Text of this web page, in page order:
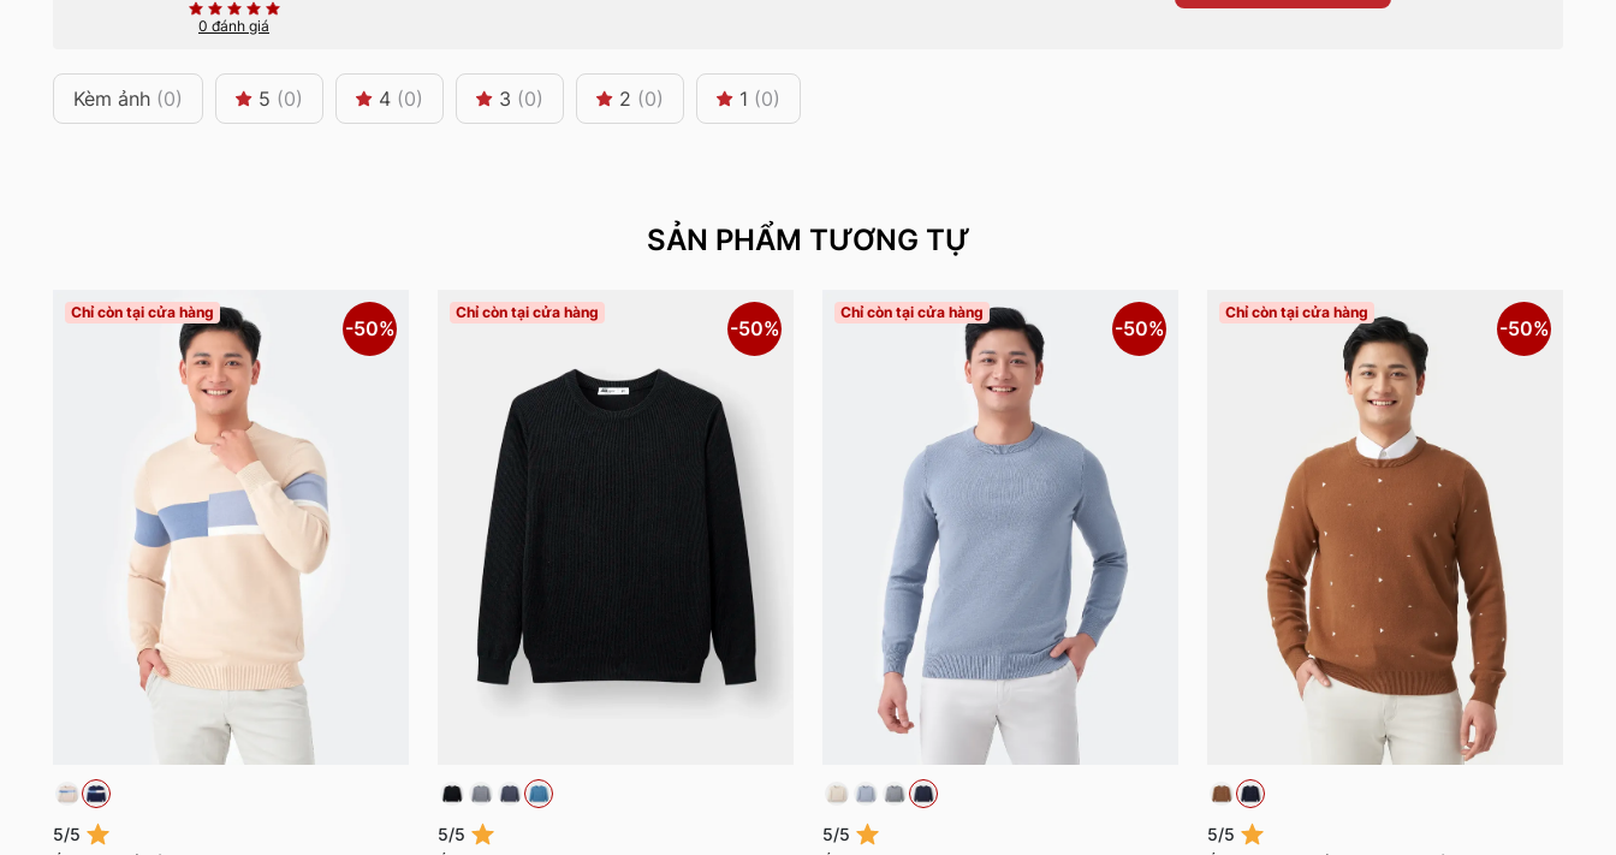
0 đánh giá
Kèm ảnh (0) 5 (0) 4 (0) 3 (0) 2 (0) 1 (0)
SẢN PHẨM TƯƠNG TỰ
Chỉ còn tại cửa hàng
-50%
5/5
Chỉ còn tại cửa hàng
-50%
5/5
Chỉ còn tại cửa hàng
-50%
5/5
Chỉ còn tại cửa hàng
-50%
5/5